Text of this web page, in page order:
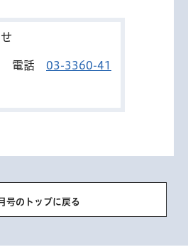
電話 03-3360-41
号のトップに戻る